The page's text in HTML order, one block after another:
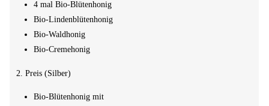
4 mal Bio-Blütenhonig
Bio-Lindenblütenhonig
Bio-Waldhonig
Bio-Cremehonig
2. Preis (Silber)
Bio-Blütenhonig mit